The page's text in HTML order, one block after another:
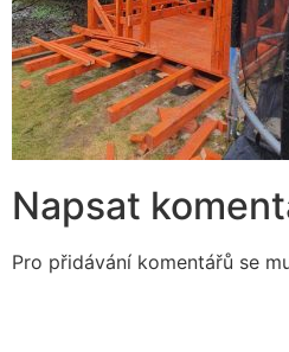
Napsat
Pro přidávání komentářů se